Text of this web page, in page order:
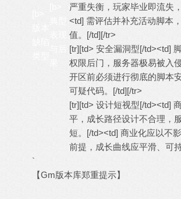
严重失衡，玩家毕业即流失
<td] 需评估并补充活动脚本
值。[/td][/tr>
[tr][td> 安全漏洞型[/td><td]
权限后门，服务器极易被入
开区前必须进行彻底的脚本
可疑代码。[/td][/tr>
[tr][td> 设计短视型[/td><td]
平，成长路径设计不合理，
短。[/td><td] 商业化应以不
前提，成长曲线应平滑、可
`
【Gm版本库郑重提示】